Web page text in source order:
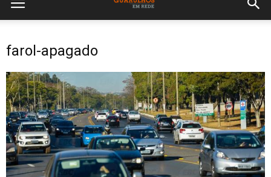
farol-apagado